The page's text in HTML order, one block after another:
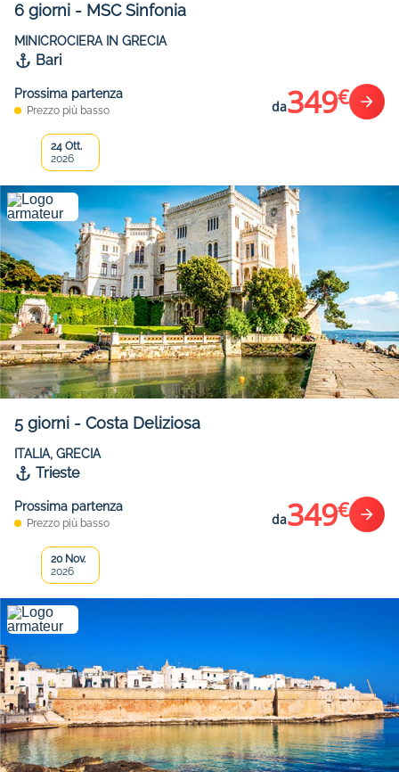
6 giorni - MSC Sinfonia
MINICROCIERA IN GRECIA
Bari
Prossima partenza
Prezzo più basso da349€
24 Ott.
2026
5 giorni - Costa Deliziosa
ITALIA, GRECIA
Trieste
Prossima partenza
Prezzo più basso da349€
20 Nov.
2026